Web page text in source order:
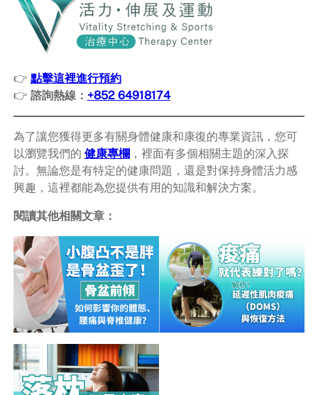
👉 點擊這裡進行預約
👉 諮詢熱線： +852 64918174
為了讓您獲得更多有關身體健康和康復的專業資訊，您可
以瀏覽我們的 健康專欄 ，裡面有多個相關主題的深入探
討。無論您是有特定的健康問題，還是對保持身體活力感
興趣，這裡都能為您提供有用的知識和解決方案。
閱讀其他相關文章：